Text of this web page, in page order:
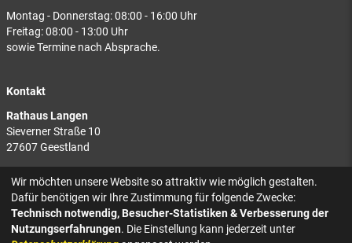
Montag - Donnerstag: 08:00 - 16:00 Uhr
Freitag: 08:00 - 13:00 Uhr
sowie Termine nach Absprache.
Kontakt
Rathaus Langen
Sieverner Straße 10
27607 Geestland
Rathaus Bad Bederkesa
Am Markt 8
27624 Geestland
Tel.: 04743 937-2300
Wir möchten unsere Website so attraktiv wie möglich gestalten.
Dafür benötigen wir Ihre Zustimmung für folgende Zwecke:
Technisch notwendig, Besucher-Statistiken & Verbesserung der
Nutzungserfahrungen. Die Einstellung kann jederzeit unter